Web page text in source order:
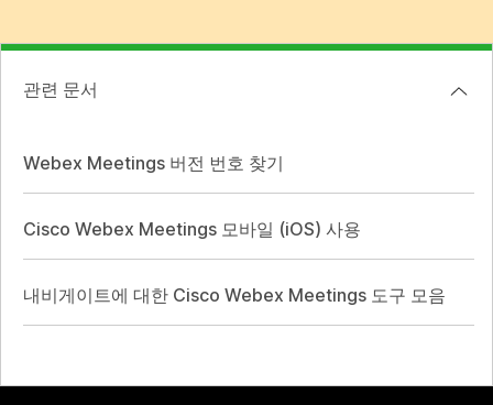
관련 문서
Webex Meetings 버전 번호 찾기
Cisco Webex Meetings 모바일 (iOS) 사용
내비게이트에 대한 Cisco Webex Meetings 도구 모음